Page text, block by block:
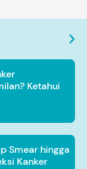
Ketahui
Smear hingga
Kanker